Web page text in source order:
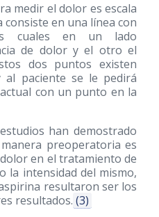
medir el dolor es escala
consiste en una línea con
cuales en un lado
de dolor y el otro el
dos puntos existen
al paciente se le pedirá
con un punto en la
han demostrado
preoperatoria es
en el tratamiento de
la intensidad del mismo,
resultaron ser los
resultados. (3)